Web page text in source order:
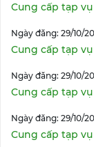
Cung cấp tạp
Ngày đăng: 29/10/
Cung cấp tạp
Ngày đăng: 29/10/
Cung cấp tạp
Ngày đăng: 29/10/
Cung cấp tạp